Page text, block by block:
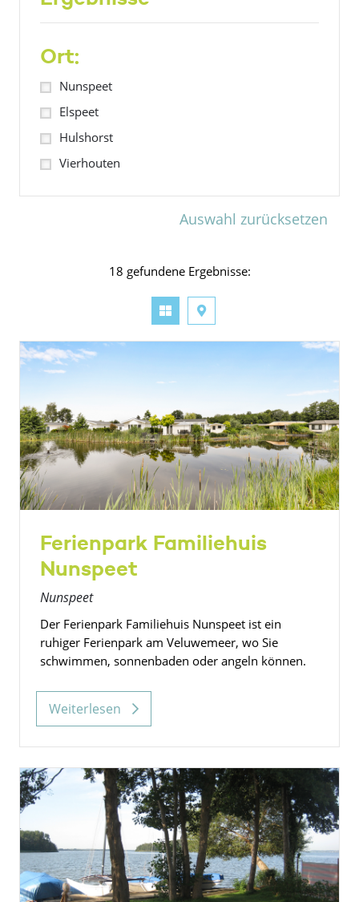
Ort:
Nunspeet
Elspeet
Hulshorst
Vierhouten
Auswahl zurücksetzen
18 gefundene Ergebnisse:
Ferienpark Familiehuis
Nunspeet
Nunspeet
Der Ferienpark Familiehuis Nunspeet ist ein
ruhiger Ferienpark am Veluwemeer, wo Sie
schwimmen, sonnenbaden oder angeln können.
Weiterlesen